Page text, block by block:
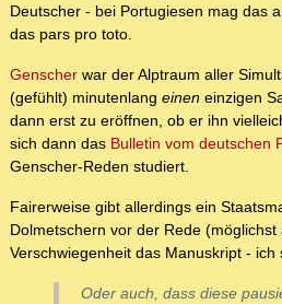
Deutscher - bei Portugiesen mag das
das pars pro toto.
Genscher war der Alptraum aller
(gefühlt) minutenlang einen einzigen
dann erst zu eröffnen, ob er ihn
sich dann das Bulletin vom deutschen
Genscher-Reden studiert.
Fairerweise gibt allerdings ein
Dolmetschern vor der Rede
Verschwiegenheit das Manuskript -
Oder auch, dass diese